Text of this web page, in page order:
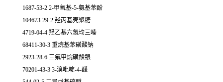
1687-53-2 2-甲氧基-5-氨基苯酚
104673-29-2 羟丙基壳聚糖
4719-04-4 羟乙基六氢均三嗪
68411-30-3 重烷基苯磺酸钠
2923-28-6 三氟甲烷磺酸银
70201-43-3 3-溴吡啶-4-醛